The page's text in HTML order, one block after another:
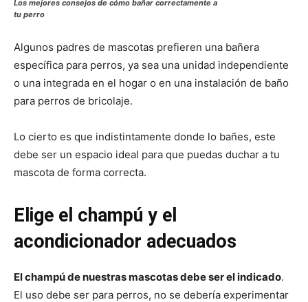
Los mejores consejos de cómo bañar correctamente a
tu perro
Algunos padres de mascotas prefieren una bañera
específica para perros, ya sea una unidad independiente
o una integrada en el hogar o en una instalación de baño
para perros de bricolaje.
Lo cierto es que indistintamente donde lo bañes, este
debe ser un espacio ideal para que puedas duchar a tu
mascota de forma correcta.
Elige el champú y el
acondicionador adecuados
El champú de nuestras mascotas debe ser el indicado.
El uso debe ser para perros, no se debería experimentar